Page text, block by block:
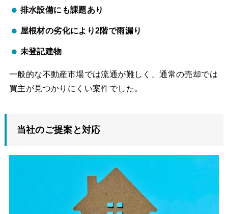
排水設備にも課題あり
屋根材の劣化により2階で雨漏り
未登記建物
一般的な不動産市場では流通が難しく、通常の売却では
買主が見つかりにくい案件でした。
当社のご提案と対応